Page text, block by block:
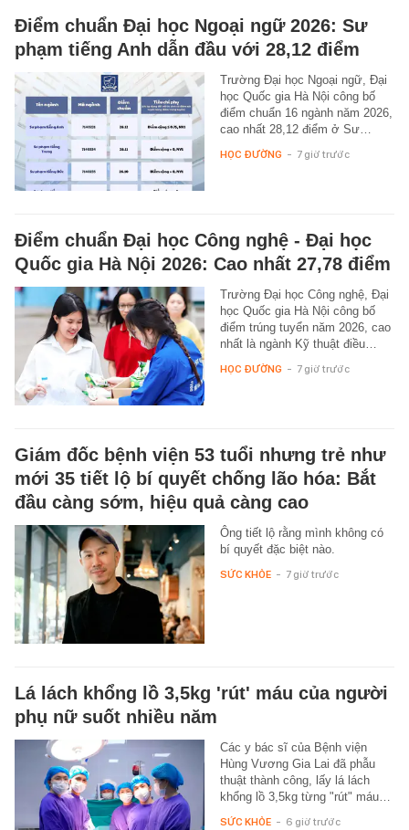
Điểm chuẩn Đại học Ngoại ngữ 2026: Sư
phạm tiếng Anh dẫn đầu với 28,12 điểm
Trường Đại học Ngoại ngữ, Đại
học Quốc gia Hà Nội công bố
điểm chuẩn 16 ngành năm 2026,
cao nhất 28,12 điểm ở Sư…
HỌC ĐƯỜNG - 7 giờ trước
Điểm chuẩn Đại học Công nghệ - Đại học
Quốc gia Hà Nội 2026: Cao nhất 27,78 điểm
Trường Đại học Công nghệ, Đại
học Quốc gia Hà Nội công bố
điểm trúng tuyển năm 2026, cao
nhất là ngành Kỹ thuật điều…
HỌC ĐƯỜNG - 7 giờ trước
Giám đốc bệnh viện 53 tuổi nhưng trẻ như
mới 35 tiết lộ bí quyết chống lão hóa: Bắt
đầu càng sớm, hiệu quả càng cao
Ông tiết lộ rằng mình không có
bí quyết đặc biệt nào.
SỨC KHỎE - 7 giờ trước
Lá lách khổng lồ 3,5kg 'rút' máu của người
phụ nữ suốt nhiều năm
Các y bác sĩ của Bệnh viện
Hùng Vương Gia Lai đã phẫu
thuật thành công, lấy lá lách
khổng lồ 3,5kg từng "rút" máu…
SỨC KHỎE - 6 giờ trước